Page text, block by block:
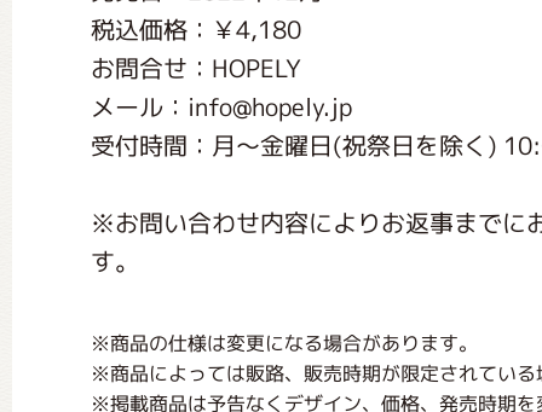
税込価格：￥4,180
お問合せ：HOPELY
メール：info@hopely.jp
受付時間：月〜金曜日(祝祭日を除く)
※お問い合わせ内容によりお返事までに
す。
※商品の仕様は変更になる場合があります。
※商品によっては販路、販売時期が限定されてい
※掲載商品は予告なくデザイン、価格、発売時期